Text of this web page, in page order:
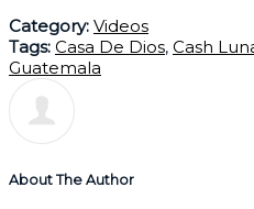
Category: Videos
Tags: Casa De Dios, Cash
Guatemala
About The Author